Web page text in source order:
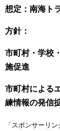
想定： 南海ト
方針：
市町村・学校
施促進
市町村による
練情報の発信
「スポンサーリン